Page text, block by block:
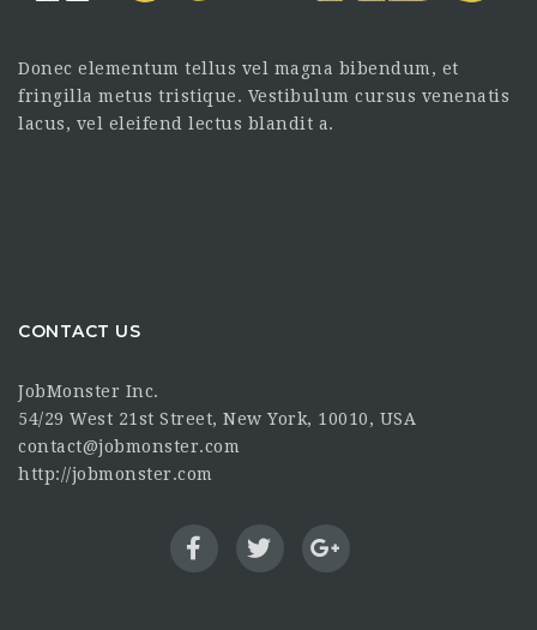
Donec elementum tellus vel magna bibendum, et
fringilla metus tristique. Vestibulum cursus venenatis
lacus, vel eleifend lectus blandit a.
CONTACT US
JobMonster Inc.
54/29 West 21st Street, New York, 10010, USA
contact@jobmonster.com
http://jobmonster.com